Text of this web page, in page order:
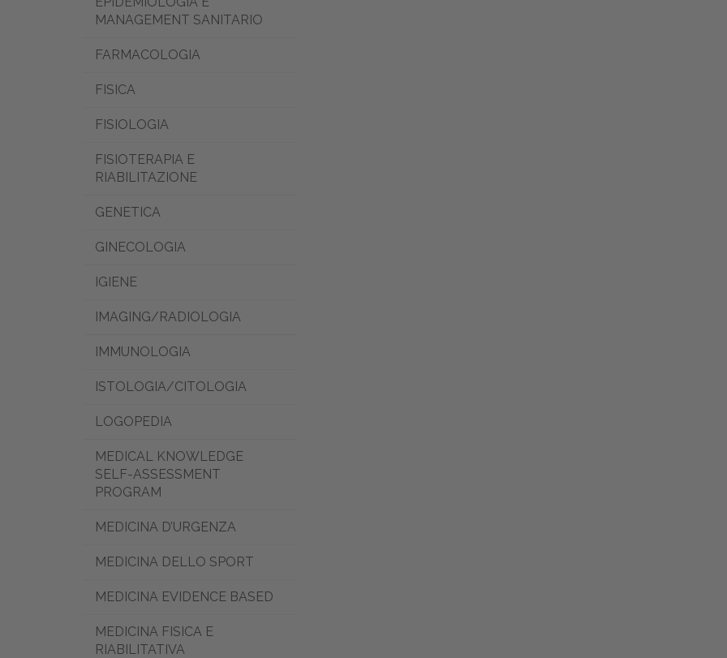
MANAGEMENT SANITARIO
FARMACOLOGIA
FISICA
FISIOLOGIA
FISIOTERAPIA E
RIABILITAZIONE
GENETICA
GINECOLOGIA
IGIENE
IMAGING/RADIOLOGIA
IMMUNOLOGIA
ISTOLOGIA/CITOLOGIA
LOGOPEDIA
MEDICAL KNOWLEDGE
SELF-ASSESSMENT
PROGRAM
MEDICINA D’URGENZA
MEDICINA DELLO SPORT
MEDICINA EVIDENCE BASED
MEDICINA FISICA E
RIABILITATIVA